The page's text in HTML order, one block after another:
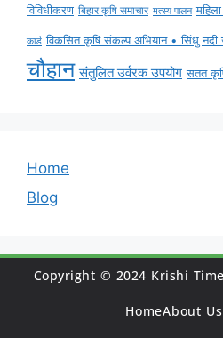
विविधीकरण बिहार कृषि समाचार मत्स्य पालन
कार्ड विकसित कृषि संकल्प अभियान • सिंधु नदी
चौहान संतुलित उर्वरक उपयोग सतत
Home
Blog
Copyright © 2024 Krishi
HomeAbout Us